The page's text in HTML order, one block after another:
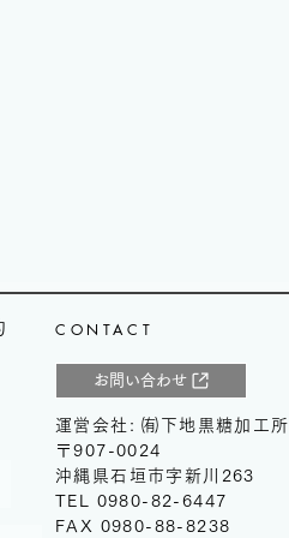
CONTACT
お問い合わせ
運営会社: ㈲下地黒糖加工所
​〒907-0024
沖縄県石垣市字新川263
TEL 0980-82-6447
FAX 0980-88-8238